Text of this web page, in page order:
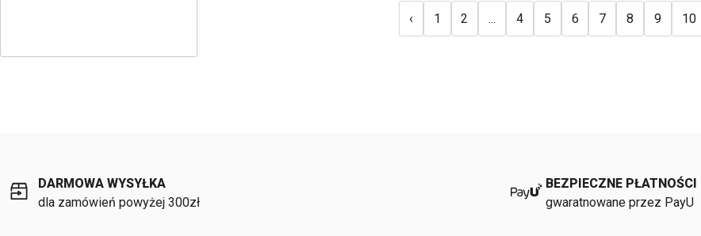
‹ 1 2 ... 4 5 6 7 8 9 10
DARMOWA WYSYŁKA
dla zamówień powyżej 300zł
BEZPIECZNE PŁATNOŚCI
gwaratnowane przez PayU